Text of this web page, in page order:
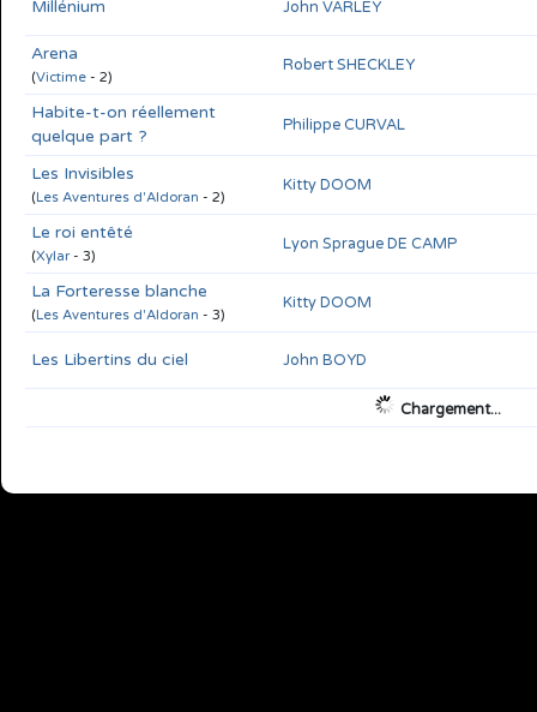
Millénium John VARLEY
Arena
(Victime - 2)
Robert SHECKLEY
Habite-t-on réellement
quelque part ?
Philippe CURVAL
Les Invisibles
(Les Aventures d'Aldoran - 2)
Kitty DOOM
Le roi entêté
(Xylar- 3)
Lyon Sprague DE CAMP
La Forteresse blanche
(Les Aventures d'Aldoran - 3)
Kitty DOOM
Les Libertins du ciel John BOYD
Chargement...